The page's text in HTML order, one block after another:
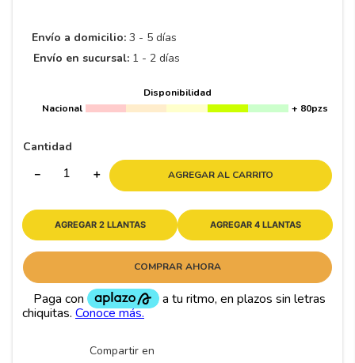
Envío a domicilio: 3 - 5 días
Envío en sucursal: 1 - 2 días
Disponibilidad
Nacional
+ 80pzs
Cantidad
＋
－ AGREGAR AL CARRITO
AGREGAR 2 LLANTAS AGREGAR 4 LLANTAS
COMPRAR AHORA
Compartir en